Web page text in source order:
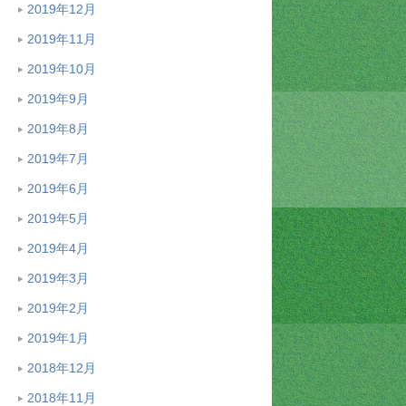
2019年12月
2019年11月
2019年10月
2019年9月
2019年8月
2019年7月
2019年6月
2019年5月
2019年4月
2019年3月
2019年2月
2019年1月
2018年12月
2018年11月